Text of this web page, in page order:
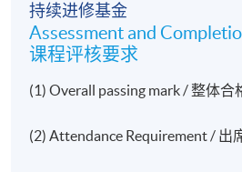
本院任何港岛及九龙区教学中
湾、炮台山或荔枝角。
持续进修基金
Assessment and
课程评核要求
(1) Overall passing mark / 整体合
(2) Attendance Requirement / 出